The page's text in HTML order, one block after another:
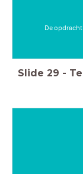
De
Slide 29 -